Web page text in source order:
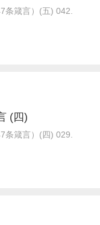
条箴言）(五) 042.
(四)
条箴言）(四) 029.